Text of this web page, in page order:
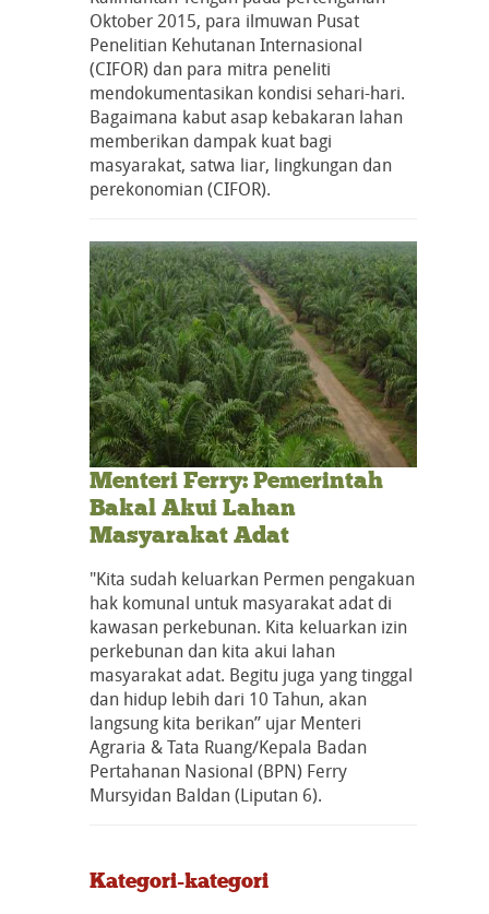
Oktober 2015, para ilmuwan Pusat
Penelitian Kehutanan Internasional
(CIFOR) dan para mitra peneliti
mendokumentasikan kondisi sehari-hari.
Bagaimana kabut asap kebakaran lahan
memberikan dampak kuat bagi
masyarakat, satwa liar, lingkungan dan
perekonomian (CIFOR).
Menteri Ferry: Pemerintah
Bakal Akui Lahan
Masyarakat Adat
"Kita sudah keluarkan Permen pengakuan
hak komunal untuk masyarakat adat di
kawasan perkebunan. Kita keluarkan izin
perkebunan dan kita akui lahan
masyarakat adat. Begitu juga yang tinggal
dan hidup lebih dari 10 Tahun, akan
langsung kita berikan” ujar Menteri
Agraria & Tata Ruang/Kepala Badan
Pertahanan Nasional (BPN) Ferry
Mursyidan Baldan (Liputan 6).
Kategori-kategori